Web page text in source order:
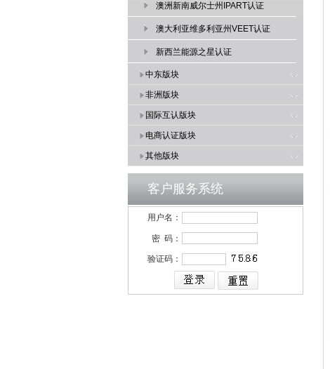
澳洲新南威尔士州IPART认证
澳大利亚维多利亚州VEET认证
新西兰能源之星认证
中东版块
非洲版块
国际互认版块
电商认证版块
其他版块
客户服务系统
用户名：
密 码：
验证码：